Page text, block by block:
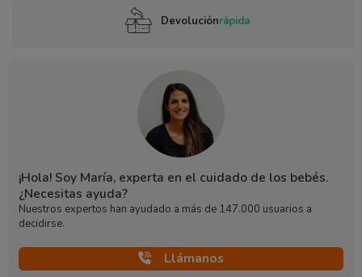
Devoluciónrápida
¡Hola! Soy María, experta en el cuidado de los bebés.
¿Necesitas ayuda?
Nuestros expertos han ayudado a más de 147.000 usuarios a
decidirse.
Llámanos